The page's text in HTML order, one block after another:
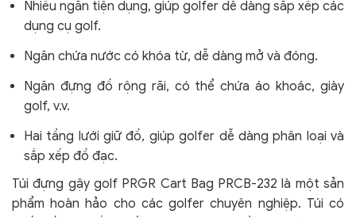
Nhiều ngăn tiện dụng, giúp golfer dễ dàng sắp xếp các
dụng cụ golf.
Ngăn chứa nước có khóa từ, dễ dàng mở và đóng.
Ngăn đựng đồ rộng rãi, có thể chứa áo khoác, giày
golf, v.v.
Hai tầng lưới giữ đồ, giúp golfer dễ dàng phân loại và
sắp xếp đồ đạc.
Túi đựng gậy golf PRGR Cart Bag PRCB-232 là một sản
phẩm hoàn hảo cho các golfer chuyên nghiệp. Túi có